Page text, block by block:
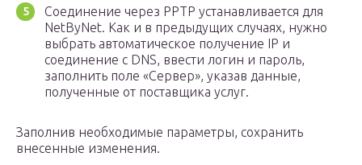
Соединение через PPTP устанавливается для
NetByNet. Как и в предыдущих случаях, нужно
выбрать автоматическое получение IP и
соединение с DNS, ввести логин и пароль,
заполнить поле «Сервер», указав данные,
полученные от поставщика услуг.
Заполнив необходимые параметры, сохранить
внесенные изменения.